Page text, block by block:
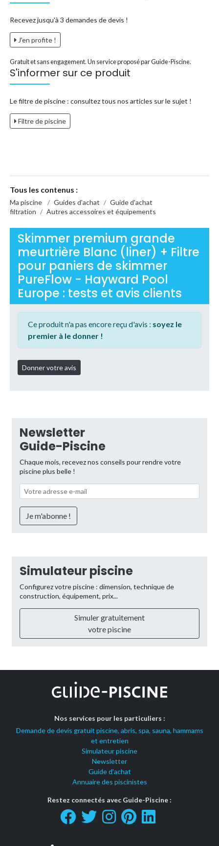
Recevez jusqu'à 3 demandes de devis !
J'en profite !
Gratuit et sans engagement. Un service proposé par Guide-Piscine.
S'informer sur ce produit
Le filtre de piscine : consultez tous nos articles sur le sujet !
Filtre de piscine
Tous les contenus :
Ma piscine / Guides d'achat / Guide d'achat
filtration / Autres accessoires et équipements
Skimmer premium grande
meurtrière Blanc (liner) + Filtre
pour paniers de skimmer
PureFlow - Hayward Pool
Europe : tests et avis clients
Ce produit n'a pas encore reçu d'avis : soyez le
premier à le donner !
Newsletter
Guide-Piscine
Chaque mois, recevez nos conseils pour rendre votre
piscine plus belle !
Simulateur piscine
Configurez votre piscine : dimension, technique de
construction, équipement, prix...
Simuler gratuitement
votre piscine
Nos services pour les particuliers :
Demande de devis gratuit piscine, abris, spa, sauna, hammams
et entretien
Simulateur piscine
Newsletter
Guide d'achat
Annuaire des piscinistes
Restez connectés avec Guide-Piscine :